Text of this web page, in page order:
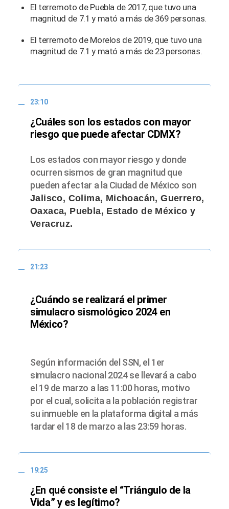
El terremoto de Puebla de 2017, que tuvo una
magnitud de 7.1 y mató a más de 369 personas.
El terremoto de Morelos de 2019, que tuvo una
magnitud de 7.1 y mató a más de 23 personas.
23:10
¿Cuáles son los estados con mayor
riesgo que puede afectar CDMX?
Los estados con mayor riesgo y donde
ocurren sismos de gran magnitud que
pueden afectar a la Ciudad de México son
Jalisco, Colima, Michoacán, Guerrero,
Oaxaca, Puebla, Estado de México y
Veracruz.
21:23
¿Cuándo se realizará el primer
simulacro sismológico 2024 en
México?
Según información del SSN, el 1er
simulacro nacional 2024 se llevará a cabo
el 19 de marzo a las 11:00 horas, motivo
por el cual, solicita a la población registrar
su inmueble en la plataforma digital a más
tardar el 18 de marzo a las 23:59 horas.
19:25
¿En qué consiste el “Triángulo de la
Vida” y es legítimo?